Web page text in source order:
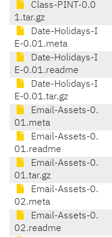
Class-PINT-0.0
1.tar.gz
Date-Holidays-I
E-0.01.meta
Date-Holidays-I
E-0.01.readme
Date-Holidays-I
E-0.01.tar.gz
Email-Assets-0.
01.meta
Email-Assets-0.
01.readme
Email-Assets-0.
01.tar.gz
Email-Assets-0.
02.meta
Email-Assets-0.
02.readme